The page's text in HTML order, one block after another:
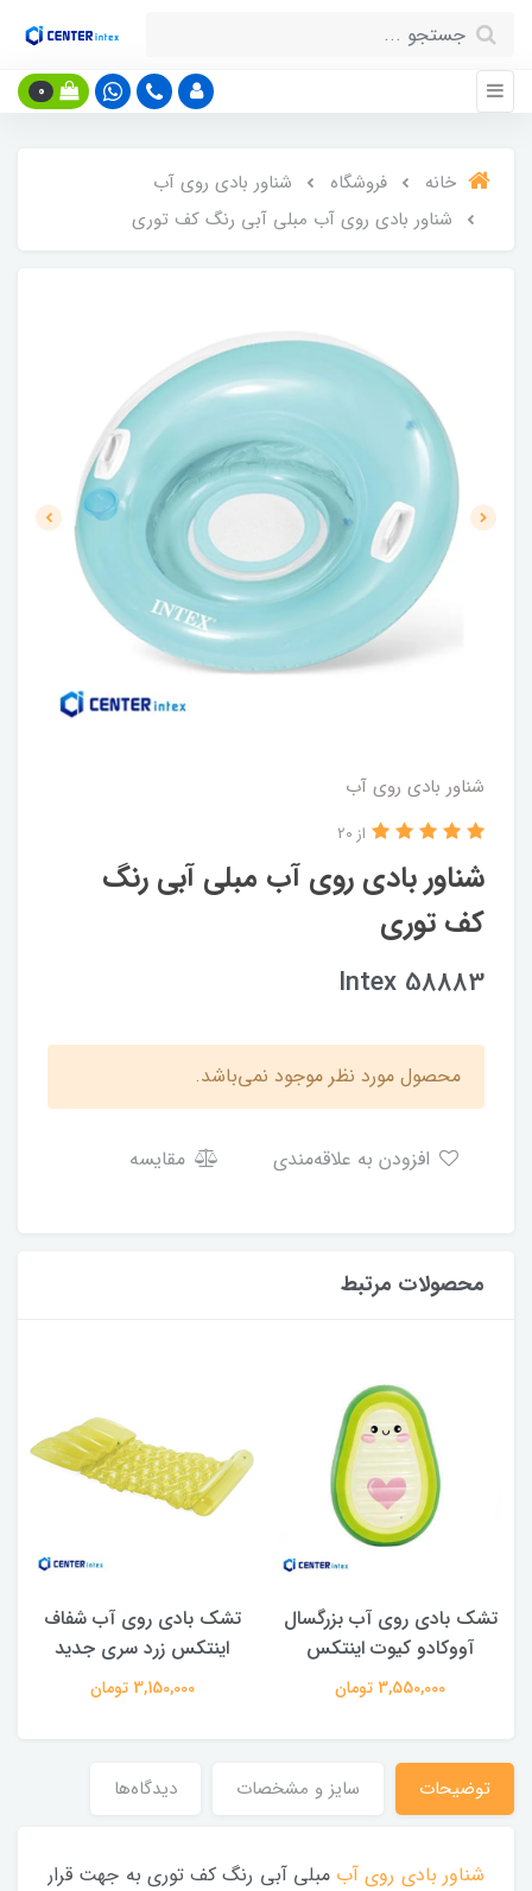
0
خانه فروشگاه
شناور بادی روی آب
شناور بادی روی آب مبلی آبی رنگ کف توری
شناور بادی روی آب
شناور بادی روی آب مبلی آبی رنگ
کف توری
از 20
Intex 58883
محصول مورد نظر موجود نمی‌باشد.
مقایسه
محصولات مرتبط
تشک بادی روی آب بزرگسال
آووکادو کیوت اینتکس
3,550,000 تومان
تشک بادی روی آب شفاف
اینتکس زرد سری جدید
3,150,000 تومان
توضیحات سایز و مشخصات دیدگاه‌ها
شناور بادی روی آب مبلی آبی رنگ کف توری به جهت قرار